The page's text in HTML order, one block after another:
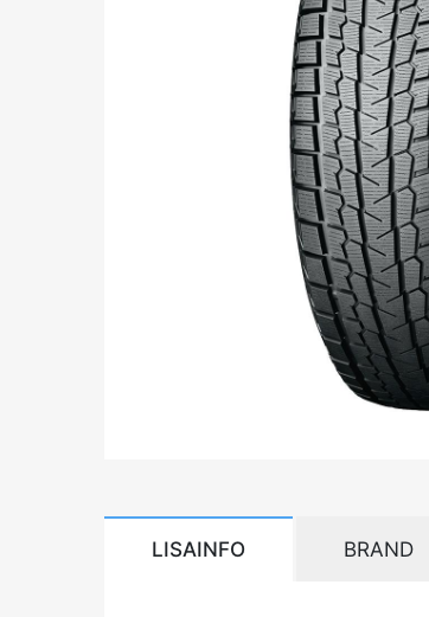
LISAINFO BRAND